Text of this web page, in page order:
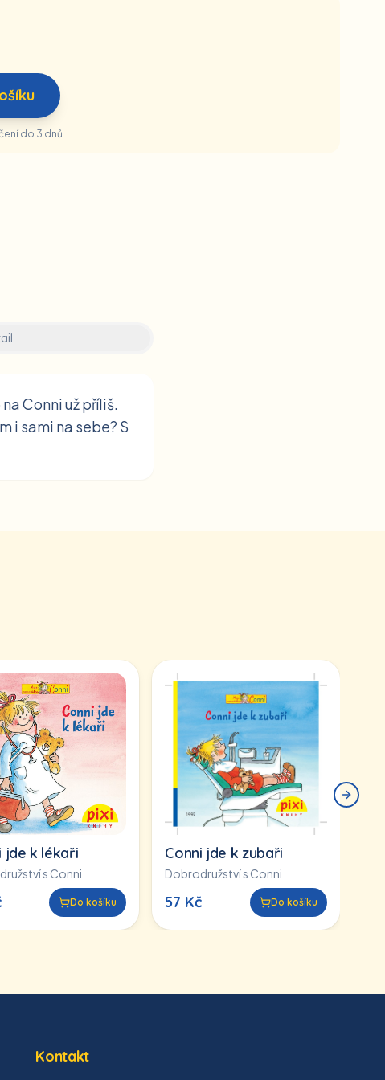
do 3 dnů
Conni už příliš.
i sami na sebe? S
jde k lékaři
s Conni
Do košíku
Conni jde k zubaři
Dobrodružství s Conni
57 Kč Do košíku
Next
Kontakt